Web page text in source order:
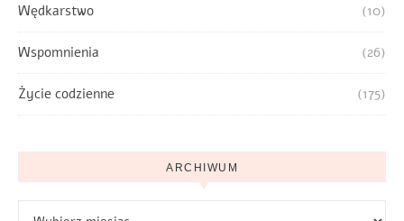
Wędkarstwo (10)
Wspomnienia (26)
Życie codzienne (175)
ARCHIWUM